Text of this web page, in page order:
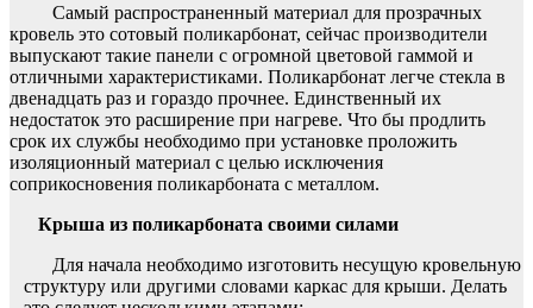
Самый распространенный материал для прозрачных
кровель это сотовый поликарбонат, сейчас производители
выпускают такие панели с огромной цветовой гаммой и
отличными характеристиками. Поликарбонат легче стекла в
двенадцать раз и гораздо прочнее. Единственный их
недостаток это расширение при нагреве. Что бы продлить
срок их службы необходимо при установке проложить
изоляционный материал с целью исключения
соприкосновения поликарбоната с металлом.
Крыша из поликарбоната своими силами
Для начала необходимо изготовить несущую кровельную
структуру или другими словами каркас для крыши. Делать